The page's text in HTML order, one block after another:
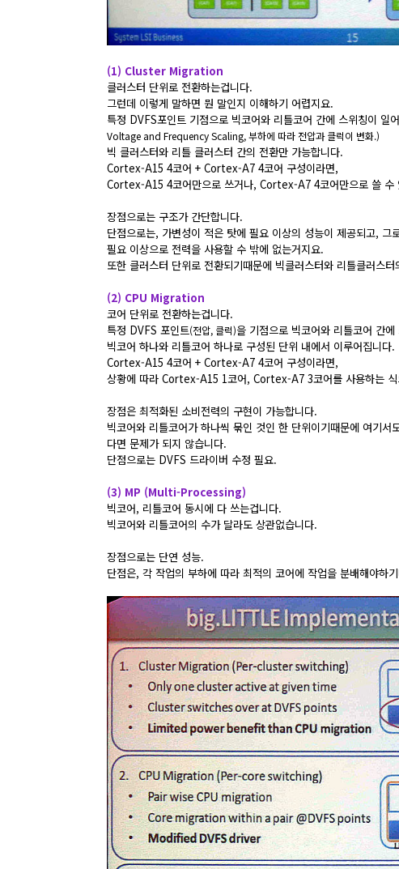
(1) Cluster Migration
클러스터 단위로 전환하는겁니다.
그런데 이렇게 말하면 뭔 말인지 이해하기 어렵지요.
특정 DVFS포인트 기점으로 빅코어와 리틀코어 간에 스위칭이 일
Voltage and Frequency Scaling, 부하에 따라 전압과 클럭이 변화.)
빅 클러스터와 리틀 클러스터 간의 전환만 가능합니다.
Cortex-A15 4코어 + Cortex-A7 4코어 구성이라면,
Cortex-A15 4코어만으로 쓰거나, Cortex-A7 4코어만으로 쓸 수
장점으로는 구조가 간단합니다.
단점으로는, 가변성이 적은 탓에 필요 이상의 성능이 제공되고, 그
필요 이상으로 전력을 사용할 수 밖에 없는거지요.
또한 클러스터 단위로 전환되기때문에 빅클러스터와 리틀클러스
(2) CPU Migration
코어 단위로 전환하는겁니다.
특정 DVFS 포인트(전압, 클럭)을 기점으로 빅코어와 리틀코어 간
빅코어 하나와 리틀코어 하나로 구성된 단위 내에서 이루어집니다.
Cortex-A15 4코어 + Cortex-A7 4코어 구성이라면,
상황에 따라 Cortex-A15 1코어, Cortex-A7 3코어를 사용하는 식
장점은 최적화된 소비전력의 구현이 가능합니다.
빅코어와 리틀코어가 하나씩 묶인 것인 한 단위이기때문에 여기
다면 문제가 되지 않습니다.
단점으로는 DVFS 드라이버 수정 필요.
(3) MP (Multi-Processing)
빅코어, 리틀코어 동시에 다 쓰는겁니다.
빅코어와 리틀코어의 수가 달라도 상관없습니다.
장점으로는 단연 성능.
단점은, 각 작업의 부하에 따라 최적의 코어에 작업을 분배해야하